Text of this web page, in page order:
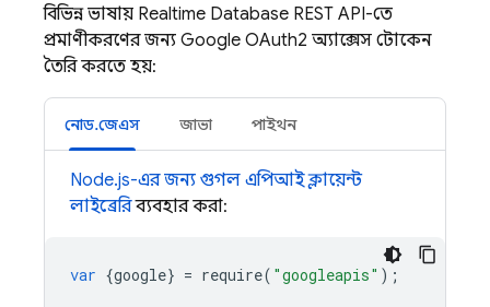
বিভিন্ন ভাষায় Realtime Database REST API-তে
প্রমাণীকরণের জন্য Google OAuth2 অ্যাক্সেস টোকেন
তৈরি করতে হয়:
নোড.জেএস জাভা পাইথন
Node.js-এর জন্য গুগল এপিআই ক্লায়েন্ট
লাইব্রেরিব্যবহার করা:
var {google} = require( "googleapis" );